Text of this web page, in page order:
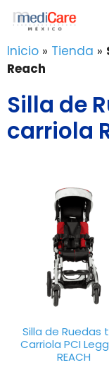
Saltar
contenido
Inicio » Tienda »
Reach
Silla de
carriola
Silla de Ruedas
Carriola PCI
REACH